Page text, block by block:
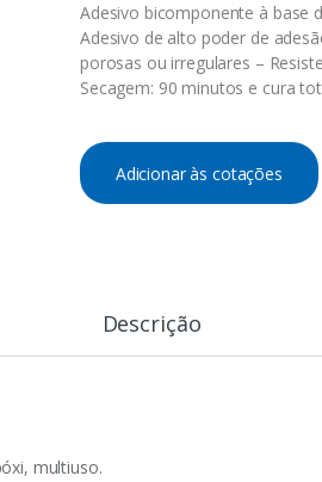
Adesivo bicomponente à base
Adesivo de alto poder de
porosas ou irregulares –
Secagem: 90 minutos e cura
Adicionar às cotações
Descrição
multiuso.